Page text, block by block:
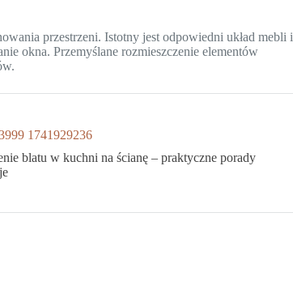
przestrzeni. Istotny jest odpowiedni układ mebli i
okna. Przemyślane rozmieszczenie elementów
blatu w kuchni na ścianę – praktyczne porady